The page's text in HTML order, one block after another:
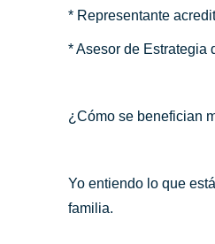
* Representante
* Asesor de Estrategia
¿Cómo se benefician
Yo entiendo lo que
familia.